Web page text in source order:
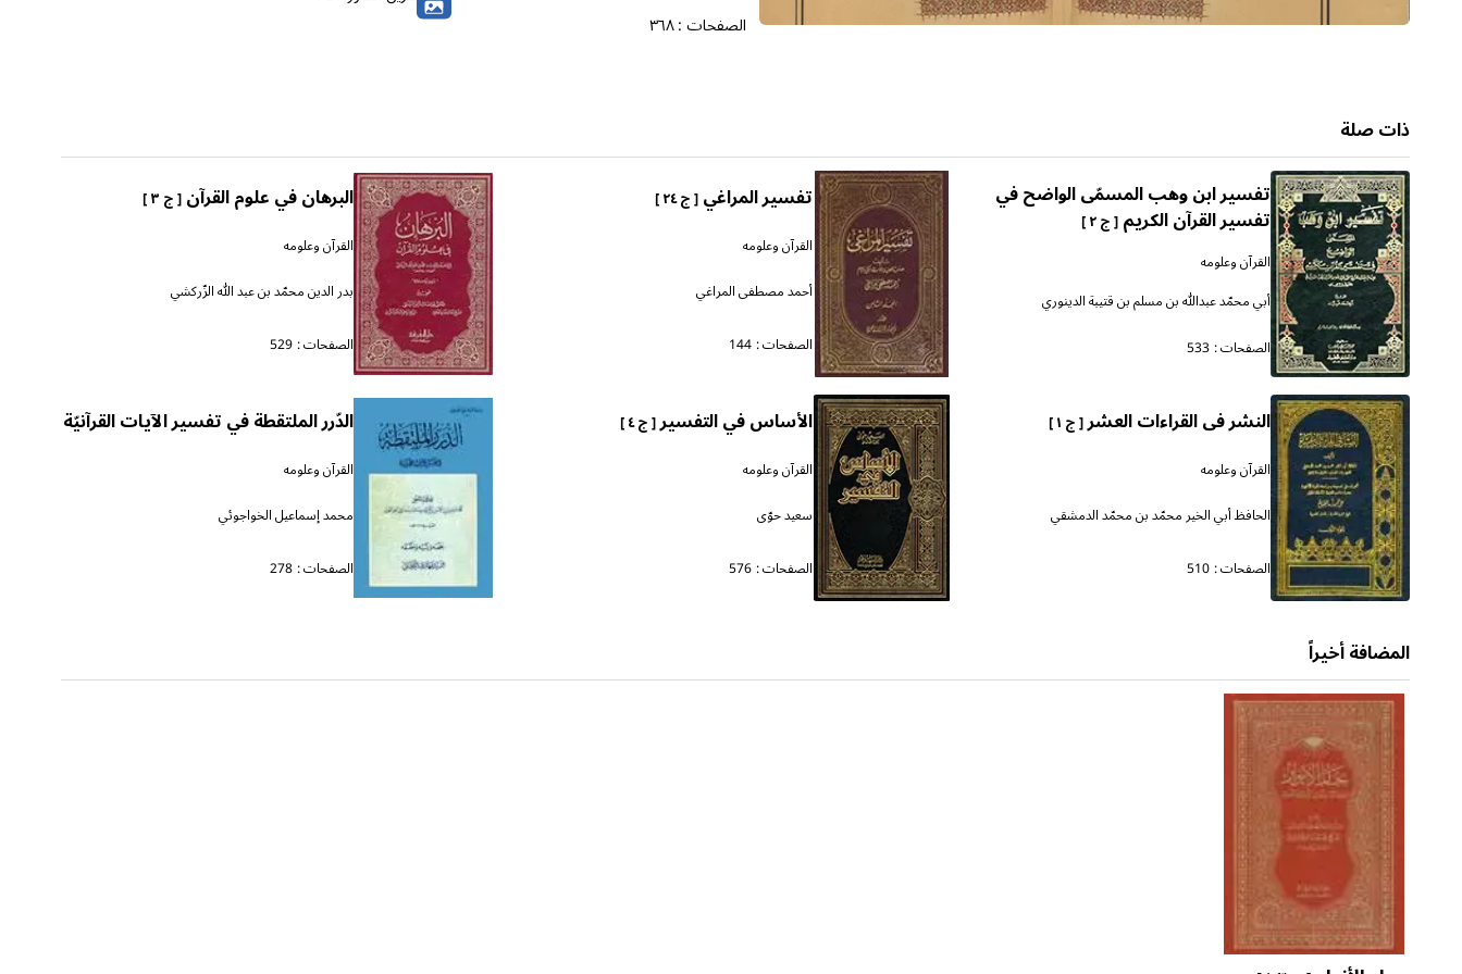
الصفحات :٣٦٨
ذات صلة
تفسير ابن وهب المسمّى الواضح في
تفسير القرآن الكريم[ ج ٢ ]
القرآن وعلومه
أبي محمّد عبدالله بن مسلم بن قتيبة الدينوري
الصفحات : 533
تفسير المراغي[ ج ٢٤ ]
القرآن وعلومه
أحمد مصطفى المراغي
الصفحات : 144
البرهان في علوم القرآن[ ج ٣ ]
القرآن وعلومه
بدر الدين محمّد بن عبد الله الزّركشي
الصفحات : 529
النشر فى القراءات العشر[ ج ١ ]
القرآن وعلومه
الحافظ أبي الخير محمّد بن محمّد الدمشقي
الصفحات : 510
الأساس في التفسير[ ج ٤ ]
القرآن وعلومه
سعيد حوّى
الصفحات : 576
الدّرر الملتقطة في تفسير الآيات القرآنيّة
القرآن وعلومه
محمد إسماعيل الخواجوئي
الصفحات : 278
المضافة أخيراً